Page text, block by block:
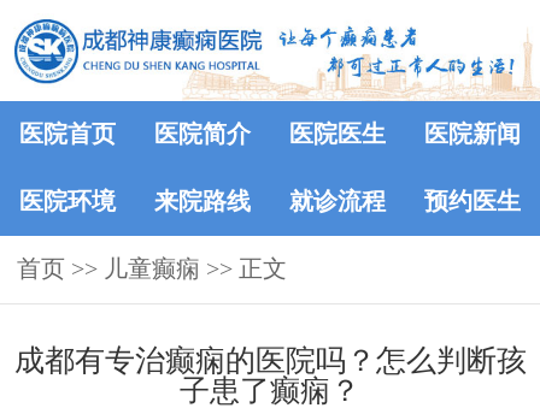
医院首页 医院简介 医院医生 医院新闻
医院环境 来院路线 就诊流程 预约医生
首页 >> 儿童癫痫 >> 正文
成都有专治癫痫的医院吗？怎么判断孩
子患了癫痫？